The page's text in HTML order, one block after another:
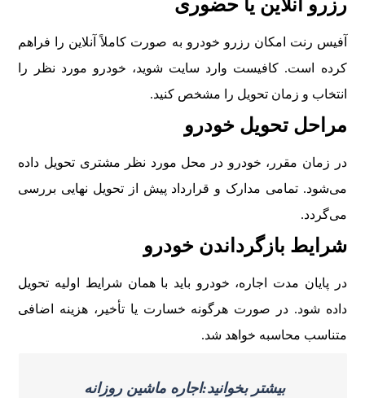
رزرو آنلاین یا حضوری
آفیس رنت امکان رزرو خودرو به صورت کاملاً آنلاین را فراهم
کرده است. کافیست وارد سایت شوید، خودرو مورد نظر را
انتخاب و زمان تحویل را مشخص کنید.
مراحل تحویل خودرو
در زمان مقرر، خودرو در محل مورد نظر مشتری تحویل داده
می‌شود. تمامی مدارک و قرارداد پیش از تحویل نهایی بررسی
می‌گردد.
شرایط بازگرداندن خودرو
در پایان مدت اجاره، خودرو باید با همان شرایط اولیه تحویل
داده شود. در صورت هرگونه خسارت یا تأخیر، هزینه اضافی
متناسب محاسبه خواهد شد.
بیشتر بخوانید:اجاره ماشین روزانه